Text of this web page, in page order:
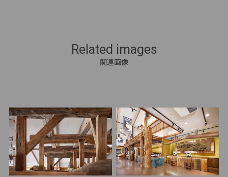
Related images
関連画像